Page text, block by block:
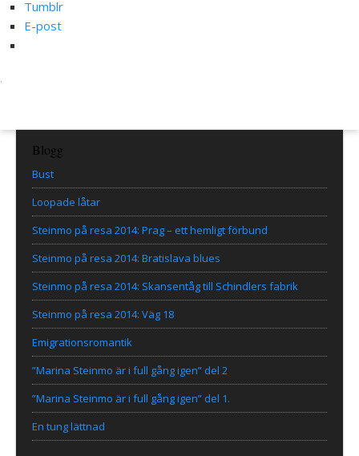
Tumblr
E-post
·
Blogg
Bust
Loopade låtar
Steinmo på resa 2014: Prag – ett hemligt förbund
Steinmo på resa 2014: Bratislava blues
Steinmo på resa 2014: Skansentåg till Schindlers fabrik
Steinmo på resa 2014: Väg 18
Emigrationsromantik
”Marina Steinmo är i full gång igen” del 2
”Marina Steinmo är i full gång igen” del 1.
En tung lättnad